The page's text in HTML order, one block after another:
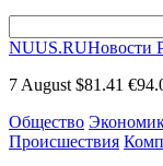
NUUS.RUНовости
7 August $81.41
Общество
Происшествия